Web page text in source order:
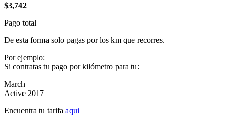
$3,742
Pago total
De esta forma solo pagas por los km que recorres.
Por ejemplo:
Si contratas tu pago por kilómetro para tu:
March
Active 2017
Encuentra tu tarifa aqui